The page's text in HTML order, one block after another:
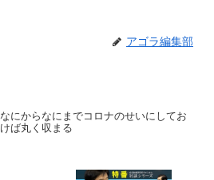
アゴラ編集部
なにからなにまでコロナのせいにしてお
けば丸く収まる